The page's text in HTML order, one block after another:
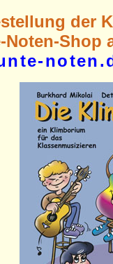
der
Noten-Shop